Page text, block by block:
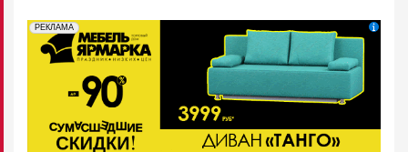
erid: 2SDnjeFymr3
РЕКЛАМА
Реклама